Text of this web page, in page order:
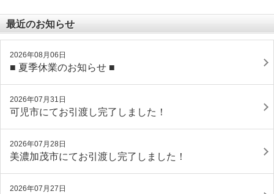
最近のお知らせ
2026年08月06日
■ 夏季休業のお知らせ ■
2026年07月31日
可児市にてお引渡し完了しました！
2026年07月28日
美濃加茂市にてお引渡し完了しました！
2026年07月27日